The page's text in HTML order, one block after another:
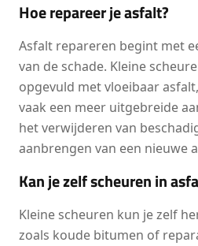
Hoe repareer je asfalt?
Asfalt repareren begint met
van de schade. Kleine
opgevuld met vloeibaar
vaak een meer uitgebreide
het verwijderen van
aanbrengen van een nieuwe
Kan je zelf scheuren in
Kleine scheuren kun je zelf
zoals koude bitumen of